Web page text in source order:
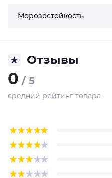
Морозостойкость
Отзывы
0 / 5
средний рейтинг товара